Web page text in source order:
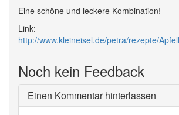
Eine schöne und leckere Kombination!
Link:
http://www.kleineisel.de/petra/rezepte/
Noch kein Feedback
Einen Kommentar hinterlassen